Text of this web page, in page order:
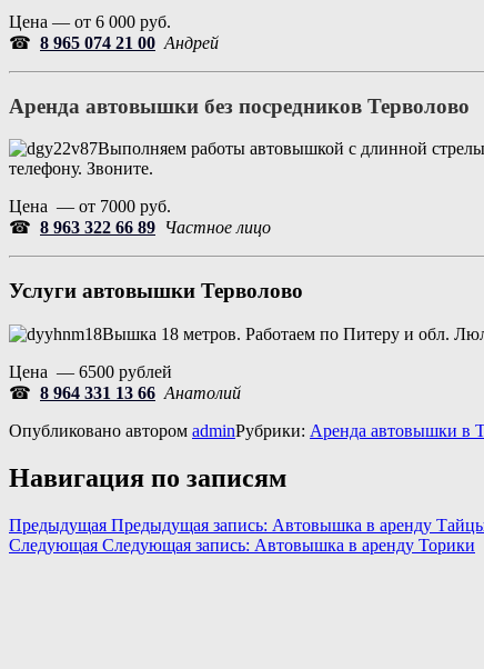
Цена — от 6 000 руб.
☎ 8 965 074 21 00 Андрей
Аренда автовышки без посредников Терволово
Выполняем работы автовышкой с длинной стрелы
телефону. Звоните.
Цена — от 7000 руб.
☎ 8 963 322 66 89 Частное лицо
Услуги автовышки Терволово
Вышка 18 метров. Работаем по Питеру и обл.
Цена — 6500 рублей
☎ 8 964 331 13 66 Анатолий
Опубликовано автором adminРубрики: Аренда автовышки в
Навигация по записям
Предыдущая Предыдущая запись: Автовышка в аренду
Следующая Следующая запись: Автовышка в аренду Торики